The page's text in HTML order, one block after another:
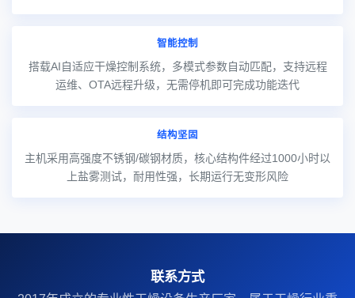
智能控制
搭载AI自适应干燥控制系统，多模式参数自动匹配，支持远程
运维、OTA远程升级，无需停机即可完成功能迭代
结构坚固
主机采用高强度不锈钢/碳钢材质，核心结构件经过1000小时以
上盐雾测试，耐用性强，长期运行无变形风险
联系方式